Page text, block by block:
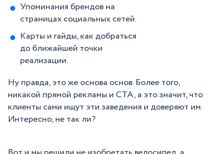
Упоминания брендов на
страницах социальных сетей.
Карты и гайды, как добраться
до ближайшей точки
реализации.
Ну правда, это же основа основ. Более того,
никакой прямой рекламы и СТА, а это значит, что
клиенты сами ищут эти заведения и доверяют им.
Интересно, не так ли?